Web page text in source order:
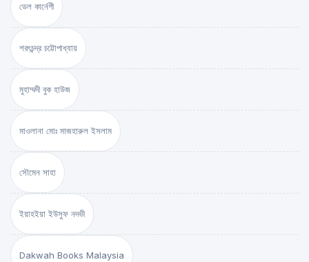
ডেল কার্নেগী
শরৎচন্দ্র চট্টোপাধ্যায়
মুহাম্মদী বুক হাউজ
মাওলানা মোঃ মাজহারুল ইসলাম
সৌমেন সাহা
ইয়াহইয়া ইউসুফ নদভী
Dakwah Books Malaysia